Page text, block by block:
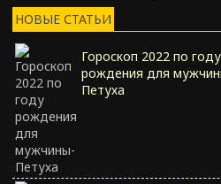
НОВЫЕ СТАТЬИ
Гороскоп 2022 по году
рождения для
Петуха